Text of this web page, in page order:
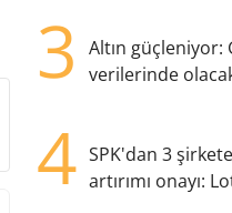
3
Altın güçleniyor:
verilerinde
4 SPK'dan 3
artırımı onayı: